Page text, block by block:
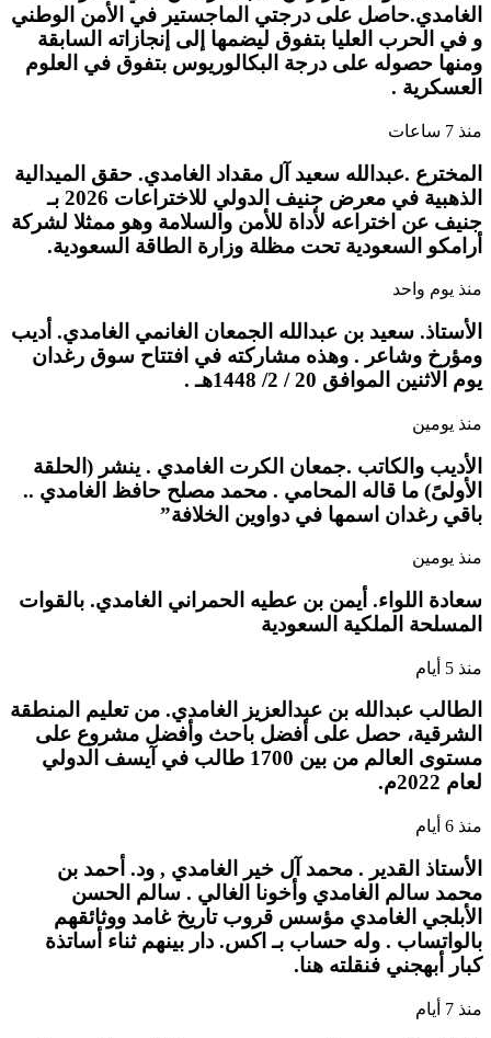
الغامدي.حاصل على درجتي الماجستير في الأمن الوطني
و في الحرب العليا بتفوق ليضمها إلى إنجازاته السابقة
ومنها حصوله على درجة البكالوريوس بتفوق في العلوم
العسكرية .
منذ 7 ساعات
المخترع .عبدالله سعيد آل مقداد الغامدي. حقق الميدالية
الذهبية في معرض جنيف الدولي للاختراعات 2026 بـ
جنيف عن اختراعه لأداة للأمن والسلامة وهو ممثلا لشركة
أرامكو السعودية تحت مظلة وزارة الطاقة السعودية.
منذ يوم واحد
الأستاذ. سعيد بن عبدالله الجمعان الغانمي الغامدي. أديب
ومؤرخ وشاعر . وهذه مشاركته في افتتاح سوق رغدان
يوم الاثنين الموافق 20 / 2/ 1448هـ .
منذ يومين
الأديب والكاتب .جمعان الكرت الغامدي . ينشر (الحلقة
الأولىً) ما قاله المحامي . محمد مصلح حافظ الغامدي ..
باقي رغدان اسمها في دواوين الخلافة”
منذ يومين
سعادة اللواء. أيمن بن عطيه الحمراني الغامدي. بالقوات
المسلحة الملكية السعودية
منذ 5 أيام
الطالب عبدالله بن عبدالعزيز الغامدي. من تعليم المنطقة
الشرقية، حصل على أفضل باحث وأفضل مشروع على
مستوى العالم من بين 1700 طالب في آيسف الدولي
لعام 2022م.
منذ 6 أيام
الأستاذ القدير . محمد آل خير الغامدي , ود. أحمد بن
محمد سالم الغامدي وأخونا الغالي . سالم الحسن
الأبلجي الغامدي مؤسس قروب تاريخ غامد ووثائقهم
بالواتساب . وله حساب بـ اكس. دار بينهم ثناء أساتذة
كبار أبهجني فنقلته هنا.
منذ 7 أيام